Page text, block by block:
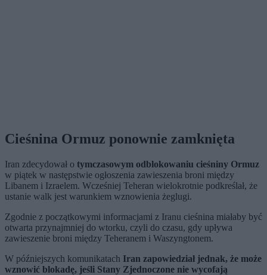
Cieśnina Ormuz ponownie zamknięta
Iran zdecydował o tymczasowym odblokowaniu cieśniny Ormuz
w piątek w następstwie ogłoszenia zawieszenia broni między
Libanem i Izraelem. Wcześniej Teheran wielokrotnie podkreślał, że
ustanie walk jest warunkiem wznowienia żeglugi.
Zgodnie z początkowymi informacjami z Iranu cieśnina miałaby być
otwarta przynajmniej do wtorku, czyli do czasu, gdy upływa
zawieszenie broni między Teheranem i Waszyngtonem.
W późniejszych komunikatach Iran zapowiedział jednak, że może
wznowić blokadę, jeśli Stany Zjednoczone nie wycofają